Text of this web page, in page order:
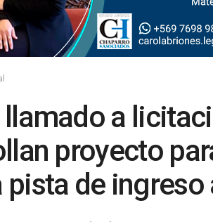
a
proyecto
pista de ingreso